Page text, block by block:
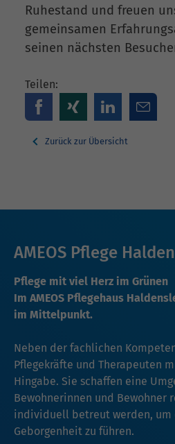
Ruhestand und freuen
gemeinsamen
seinen nächsten
Teilen:
Zurück zur Übersicht
AMEOS Pflege
Pflege mit viel Herz im Grünen
Im AMEOS Pflegehaus
im Mittelpunkt.
Neben der fachlichen
Pflegekräfte und Therapeuten
Hingabe. Sie schaffen eine
Bewohnerinnen und Bewohner
individuell betreut werden, um
Geborgenheit zu führen.